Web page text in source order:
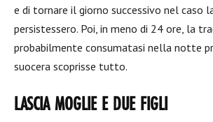
e di tornare il giorno successivo nel caso
persistessero. Poi, in meno di 24 ore, la
probabilmente consumatasi nella notte
suocera scoprisse tutto.
LASCIA MOGLIE E DUE FIGLI